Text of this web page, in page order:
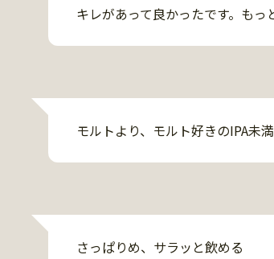
キレがあって良かったです。もっ
モルトより、モルト好きのIPA未
さっぱりめ、サラッと飲める